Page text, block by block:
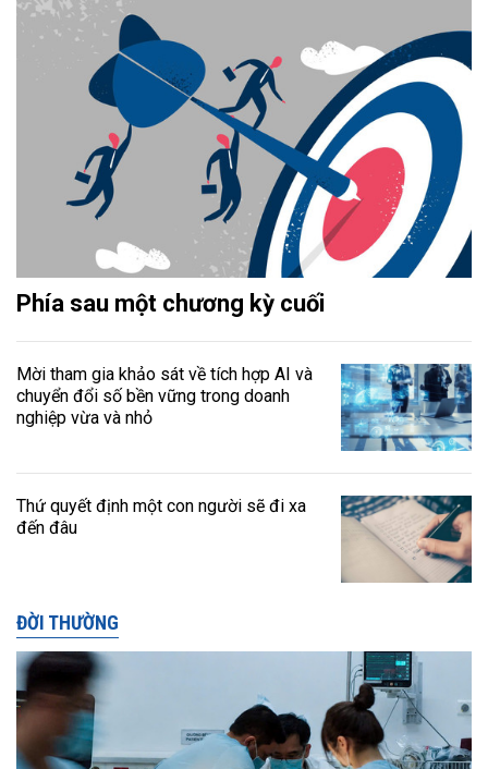
Phía sau một chương kỳ cuối
Mời tham gia khảo sát về tích hợp AI và
chuyển đổi số bền vững trong doanh
nghiệp vừa và nhỏ
Thứ quyết định một con người sẽ đi xa
đến đâu
ĐỜI THƯỜNG